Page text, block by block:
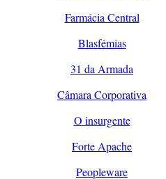
Farmácia Central
Blasfémias
31 da Armada
Câmara Corporativa
O insurgente
Forte Apache
Peopleware